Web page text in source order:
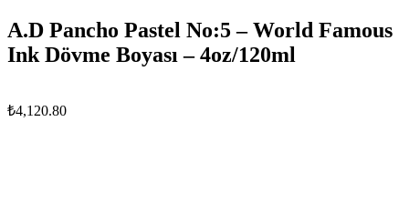
A.D Pancho Pastel No:5 – World Famous
Ink Dövme Boyası – 4oz/120ml
₺4,120.80